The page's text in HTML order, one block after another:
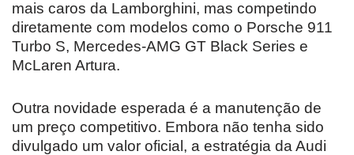
mais caros da Lamborghini, mas competindo
diretamente com modelos como o Porsche 911
Turbo S, Mercedes-AMG GT Black Series e
McLaren Artura.
Outra novidade esperada é a manutenção de
um preço competitivo. Embora não tenha sido
divulgado um valor oficial, a estratégia da Audi